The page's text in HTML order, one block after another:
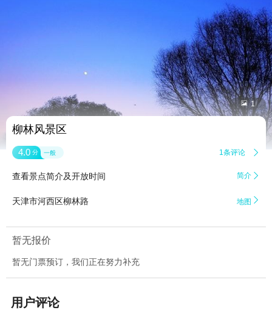
 1
柳林风景区
4.0 分 一般 1条评论 
查看景点简介及开放时间 简介 
天津市河西区柳林路 地图 
暂无报价
暂无门票预订，我们正在努力补充
用户评论